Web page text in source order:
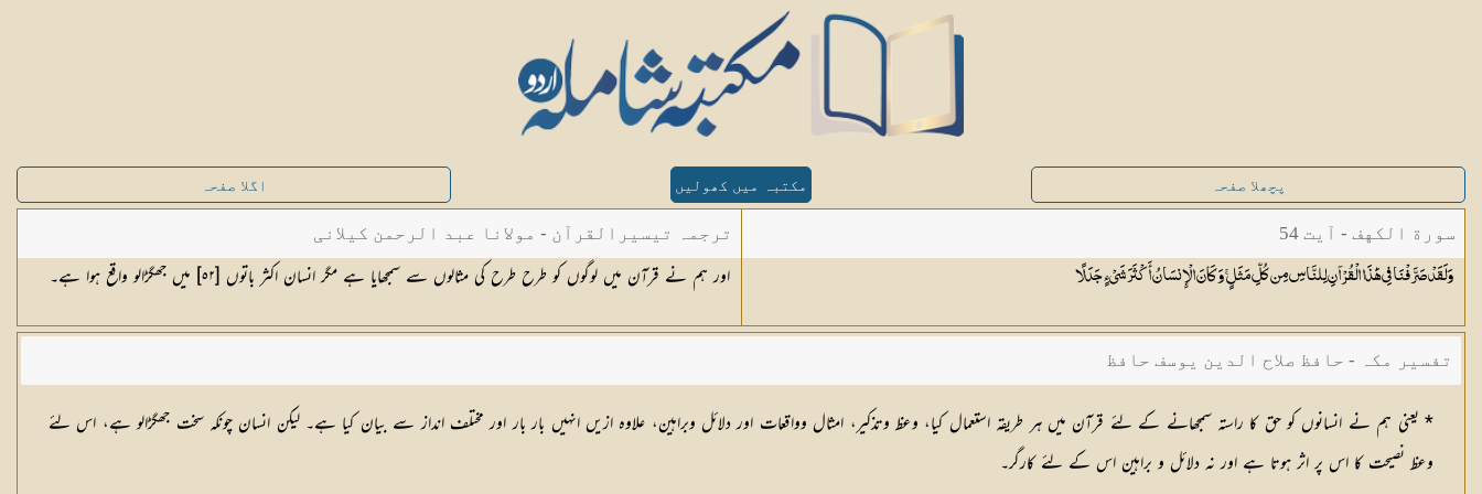
پچھلا صفحہ مکتبہ میں کھولیں اگلا صفحہ
سورة الكهف - آیت 54
وَلَقَدْ صَرَّفْنَا فِي هَٰذَا الْقُرْآنِ لِلنَّاسِ مِن كُلِّ مَثَلٍ ۚ وَكَانَ الْإِنسَانُ أَكْثَرَ شَيْءٍجَدَلًا
ترجمہ تیسیرالقرآن - مولانا عبد الرحمن کیلانی
اور ہم نے قرآن میں لوگوں کو طرح طرح کی مثالوں سے سمجھایا ہے مگر انسان اکثر باتوں [٥٢] میں جھگڑالو واقع ہوا ہے۔
تفسیر مکہ - حافظ صلاح الدین یوسف حافظ
* یعنی ہم نے انسانوں کو حق کا راستہ سمجھانے کے لئے قرآن میں ہر طریقہ استعمال کیا، وعظ وتذکیر، امثال وواقعات اور دلائل وبراہین، علاوہ ازیں انہیں بار بار اور مختلف انداز سے بیان کیا ہے۔ لیکن انسان چونکہ سخت جھگڑالو ہے، اس لئے
وعظ نصیحت کا اس پر اثر ہوتا ہے اور نہ دلائل و براہین اس کے لئے کارگر۔